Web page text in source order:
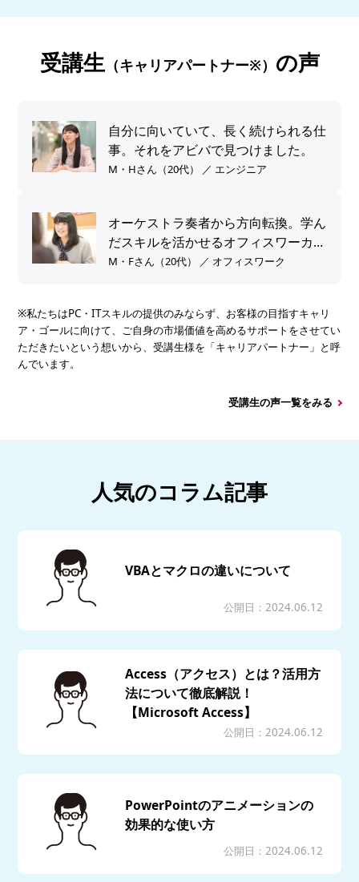
受講生（キャリアパートナー※） の声
自分に向いていて、長く続けられる仕
事。それをアビバで見つけました。
M・Hさん（20代） ／ エンジニア
オーケストラ奏者から方向転換。学ん
だスキルを活かせるオフィスワーカー
へ。
M・Fさん（20代） ／ オフィスワーク
※私たちはPC・ITスキルの提供のみならず、お客様の目指すキャリ
ア・ゴールに向けて、ご自身の市場価値を高めるサポートをさせてい
ただきたいという想いから、受講生様を「キャリアパートナー」と呼
んでいます。
受講生の声一覧をみる
人気のコラム記事
VBAとマクロの違いについて
公開日：2024.06.12
Access（アクセス）とは？活用方
法について徹底解説！
【Microsoft Access】
公開日：2024.06.12
PowerPointのアニメーションの
効果的な使い方
公開日：2024.06.12